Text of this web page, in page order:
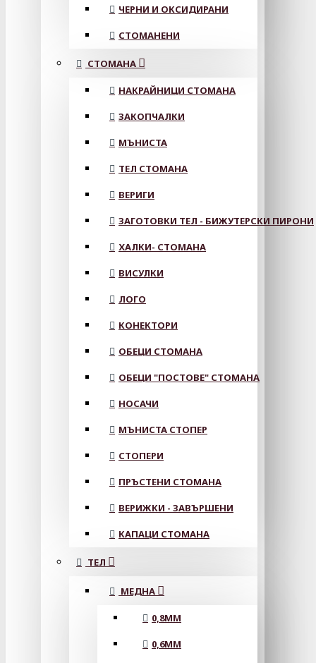
ЧЕРНИ И ОКСИДИРАНИ
СТОМАНЕНИ
СТОМАНА
НАКРАЙНИЦИ СТОМАНА
ЗАКОПЧАЛКИ
МЪНИСТА
ТЕЛ СТОМАНА
ВЕРИГИ
ЗАГОТОВКИ ТЕЛ - БИЖУТЕРСКИ ПИРОНИ
ХАЛКИ- СТОМАНА
ВИСУЛКИ
ЛОГО
КОНЕКТОРИ
ОБЕЦИ СТОМАНА
ОБЕЦИ "ПОСТОВЕ" СТОМАНА
НОСАЧИ
МЪНИСТА СТОПЕР
СТОПЕРИ
ПРЪСТЕНИ СТОМАНА
ВЕРИЖКИ - ЗАВЪРШЕНИ
КАПАЦИ СТОМАНА
ТЕЛ
МЕДНА
0,8MM
0,6MM